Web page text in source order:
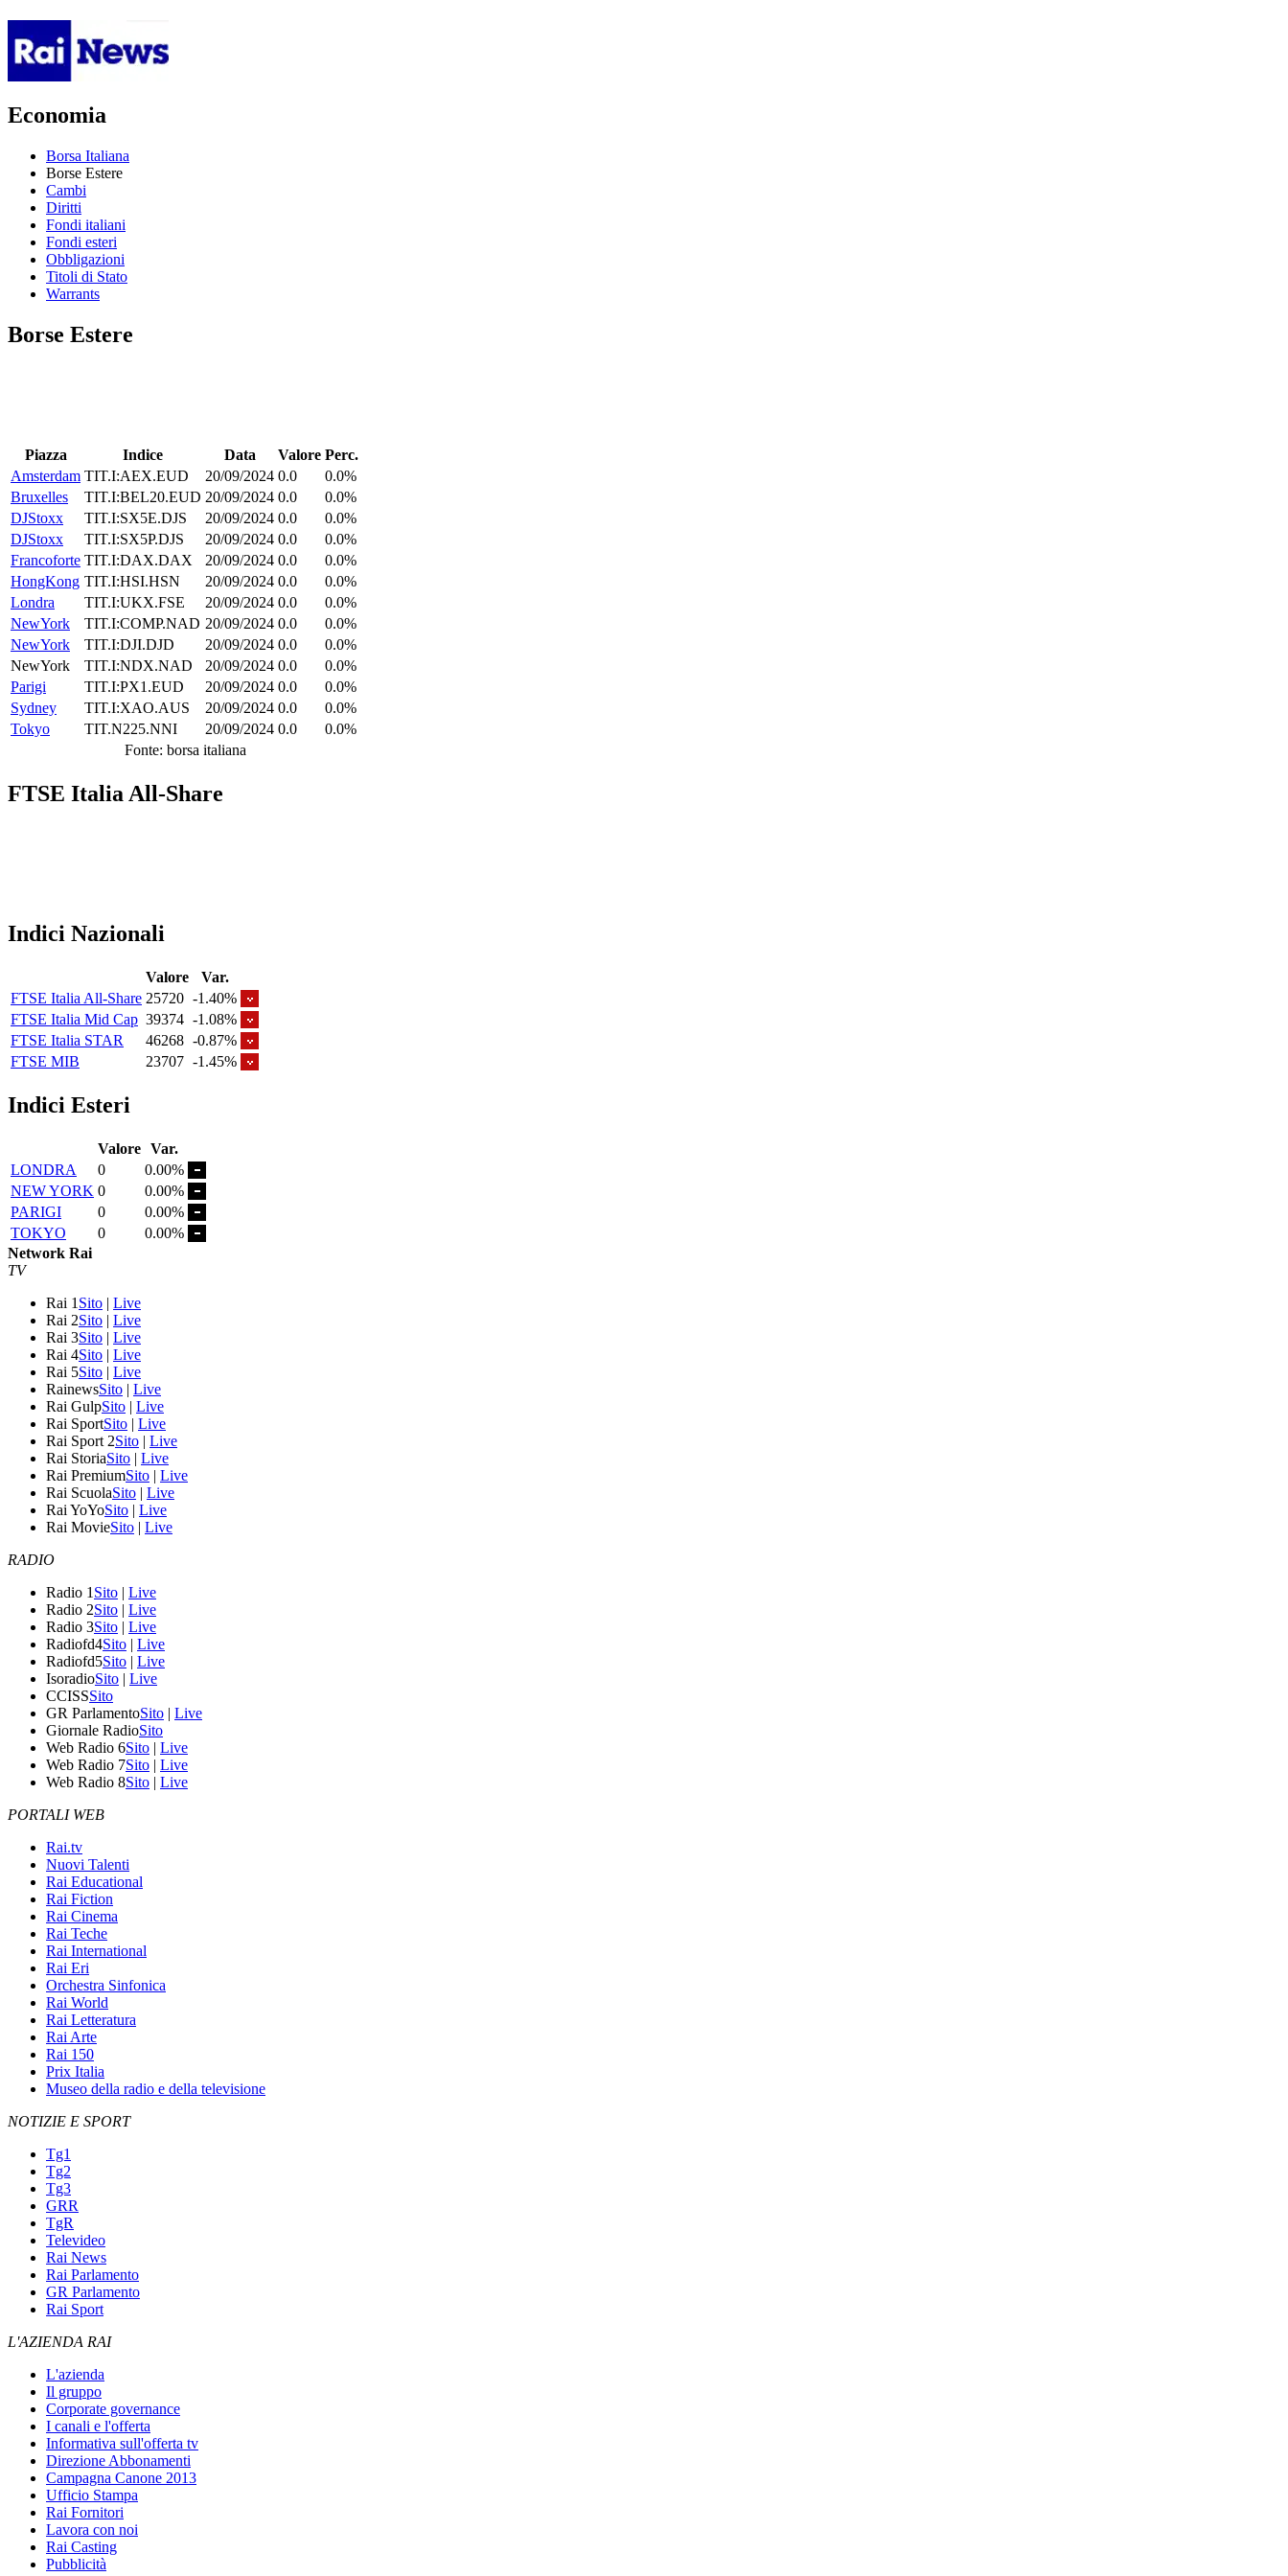
Economia
Borsa Italiana
Borse Estere
Cambi
Diritti
Fondi italiani
Fondi esteri
Obbligazioni
Titoli di Stato
Warrants
Borse Estere
Piazza Indice Data Valore Perc.
Amsterdam TIT.I:AEX.EUD 20/09/2024 0.0
0.0%
Bruxelles
TIT.I:BEL20.EUD 20/09/2024 0.0
0.0%
DJStoxx
TIT.I:SX5E.DJS 20/09/2024 0.0
0.0%
DJStoxx
TIT.I:SX5P.DJS 20/09/2024 0.0
0.0%
Francoforte TIT.I:DAX.DAX 20/09/2024 0.0
0.0%
HongKong TIT.I:HSI.HSN 20/09/2024 0.0
0.0%
Londra
TIT.I:UKX.FSE 20/09/2024 0.0
0.0%
NewYork
TIT.I:COMP.NAD 20/09/2024 0.0
0.0%
NewYork
TIT.I:DJI.DJD 20/09/2024 0.0
0.0%
NewYork
TIT.I:NDX.NAD 20/09/2024 0.0
0.0%
Parigi
TIT.I:PX1.EUD 20/09/2024 0.0
0.0%
Sydney
TIT.I:XAO.AUS 20/09/2024 0.0
0.0%
Tokyo
TIT.N225.NNI 20/09/2024 0.0
0.0%
Fonte: borsa italiana
FTSE Italia All-Share
Indici Nazionali
Valore
Var.
FTSE Italia All-Share 25720 -1.40%
FTSE Italia Mid Cap 39374 -1.08%
FTSE Italia STAR
46268 -0.87%
FTSE MIB
23707 -1.45%
Indici Esteri
Valore Var.
LONDRA
0
0.00%
NEW YORK 0
0.00%
PARIGI
0
0.00%
TOKYO
0
0.00%
Network Rai
TV
Rai 1 Sito | Live
Rai 2Sito | Live
Rai 3Sito | Live
Rai 4Sito | Live
Rai 5Sito | Live
RainewsSito | Live
Rai GulpSito | Live
Rai SportSito | Live
Rai Sport 2Sito | Live
Rai StoriaSito | Live
Rai PremiumSito | Live
Rai ScuolaSito | Live
Rai YoYoSito | Live
Rai MovieSito | Live
RADIO
Radio 1 Sito | Live
Radio 2Sito | Live
Radio 3Sito | Live
Radiofd4Sito | Live
Radiofd5Sito | Live
IsoradioSito | Live
CCISSSito
GR ParlamentoSito | Live
Giornale RadioSito
Web Radio 6Sito | Live
Web Radio 7Sito | Live
Web Radio 8Sito | Live
PORTALI WEB
Rai.tv
Nuovi Talenti
Rai Educational
Rai Fiction
Rai Cinema
Rai Teche
Rai International
Rai Eri
Orchestra Sinfonica
Rai World
Rai Letteratura
Rai Arte
Rai 150
Prix Italia
Museo della radio e della televisione
NOTIZIE E SPORT
Tg1
Tg2
Tg3
GRR
TgR
Televideo
Rai News
Rai Parlamento
GR Parlamento
Rai Sport
L'AZIENDA RAI
L'azienda
Il gruppo
Corporate governance
I canali e l'offerta
Informativa sull'offerta tv
Direzione Abbonamenti
Campagna Canone 2013
Ufficio Stampa
Rai Fornitori
Lavora con noi
Rai Casting
Pubblicità